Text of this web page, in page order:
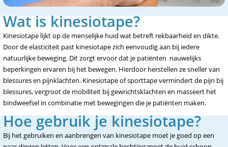
Wat is kinesiotape?
Kinesiotape lijkt op de menselijke huid wat betreft rekbaarheid en dikte.
Door de elasticiteit past kinesiotape zich eenvoudig aan bij iedere
natuurlijke beweging. Dit zorgt ervoor dat je patiënten nauwelijks
beperkingen ervaren bij het bewegen. Hierdoor herstellen ze sneller van
blessures en pijnklachten. Kinesiotape of sporttape vermindert de pijn bij
blessures, vergroot de mobiliteit bij gewrichtsklachten en masseert het
bindweefsel in combinatie met bewegingen die je patiënten maken.
Hoe gebruik je kinesiotape?
Bij het gebruiken en aanbrengen van kinesiotape moet je goed op een